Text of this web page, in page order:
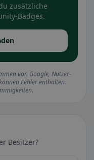
zusätzliche
Badges.
von Google, Nutzer-
Fehler enthalten.
Besitzer?